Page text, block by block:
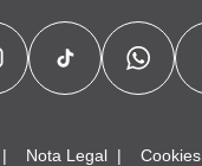
Nota Legal Cookies